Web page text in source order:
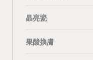
晶亮瓷
果酸換膚